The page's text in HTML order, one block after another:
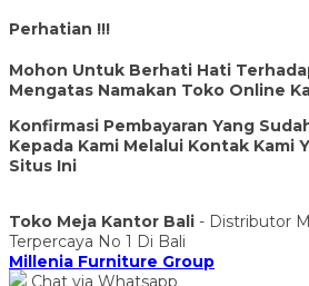
Perhatian !!!
Mohon Untuk Berhati Hati
Mengatas Namakan Toko Online
Konfirmasi Pembayaran Yang
Kepada Kami Melalui Kontak Kami
Situs Ini
Toko Meja Kantor Bali - Distributor
Terpercaya No 1 Di Bali
Millenia Furniture Group
Chat via Whatsapp